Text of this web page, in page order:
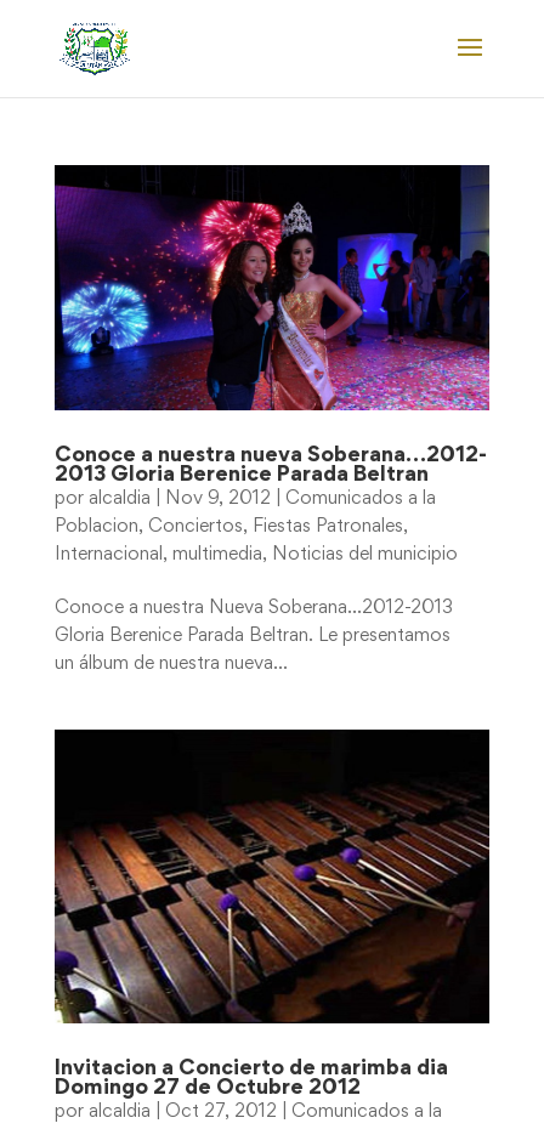
Conoce a nuestra nueva Soberana…2012-
2013 Gloria Berenice Parada Beltran
por alcaldia Nov 9, 2012
Comunicados a la
Poblacion, Conciertos, Fiestas Patronales,
Internacional , multimedia, Noticias del municipio
Conoce a nuestra Nueva Soberana…2012-2013
Gloria Berenice Parada Beltran. Le presentamos
un álbum de nuestra nueva...
Invitacion a Concierto de marimba dia
Domingo 27 de Octubre 2012
por alcaldia Oct 27, 2012
Comunicados a la